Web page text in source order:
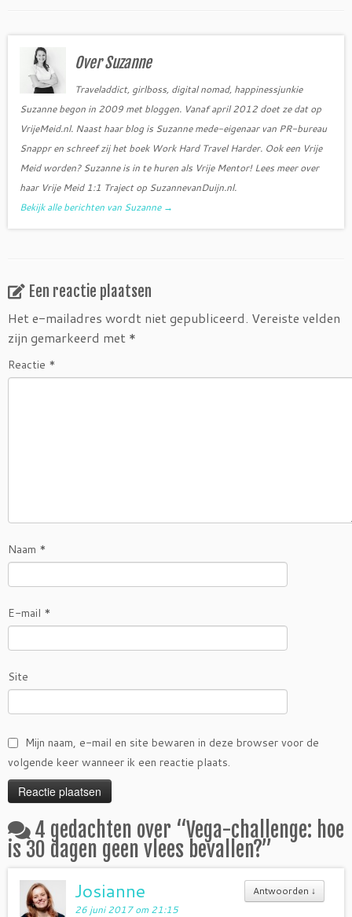
o e
r
Over Suzanne
Traveladdict, girlboss, digital nomad, happinessjunkie
Suzanne begon in 2009 met bloggen. Vanaf april 2012 doet ze dat op
VrijeMeid.nl. Naast haar blog is Suzanne mede-eigenaar van PR-bureau
Snappr en schreef zij het boek Work Hard Travel Harder. Ook een Vrije
Meid worden? Suzanne is in te huren als Vrije Mentor! Lees meer over
haar Vrije Meid 1:1 Traject op SuzannevanDuijn.nl.
Bekijk alle berichten van Suzanne →
Een reactie plaatsen
Het e-mailadres wordt niet gepubliceerd. Vereiste velden
zijn gemarkeerd met *
Reactie *
Naam *
E-mail *
Site
Mijn naam, e-mail en site bewaren in deze browser voor de
volgende keer wanneer ik een reactie plaats.
4 gedachten over “Vega-challenge: hoe
is 30 dagen geen vlees bevallen?”
Antwoorden ↓
Josianne
26 juni 2017 om 21:15